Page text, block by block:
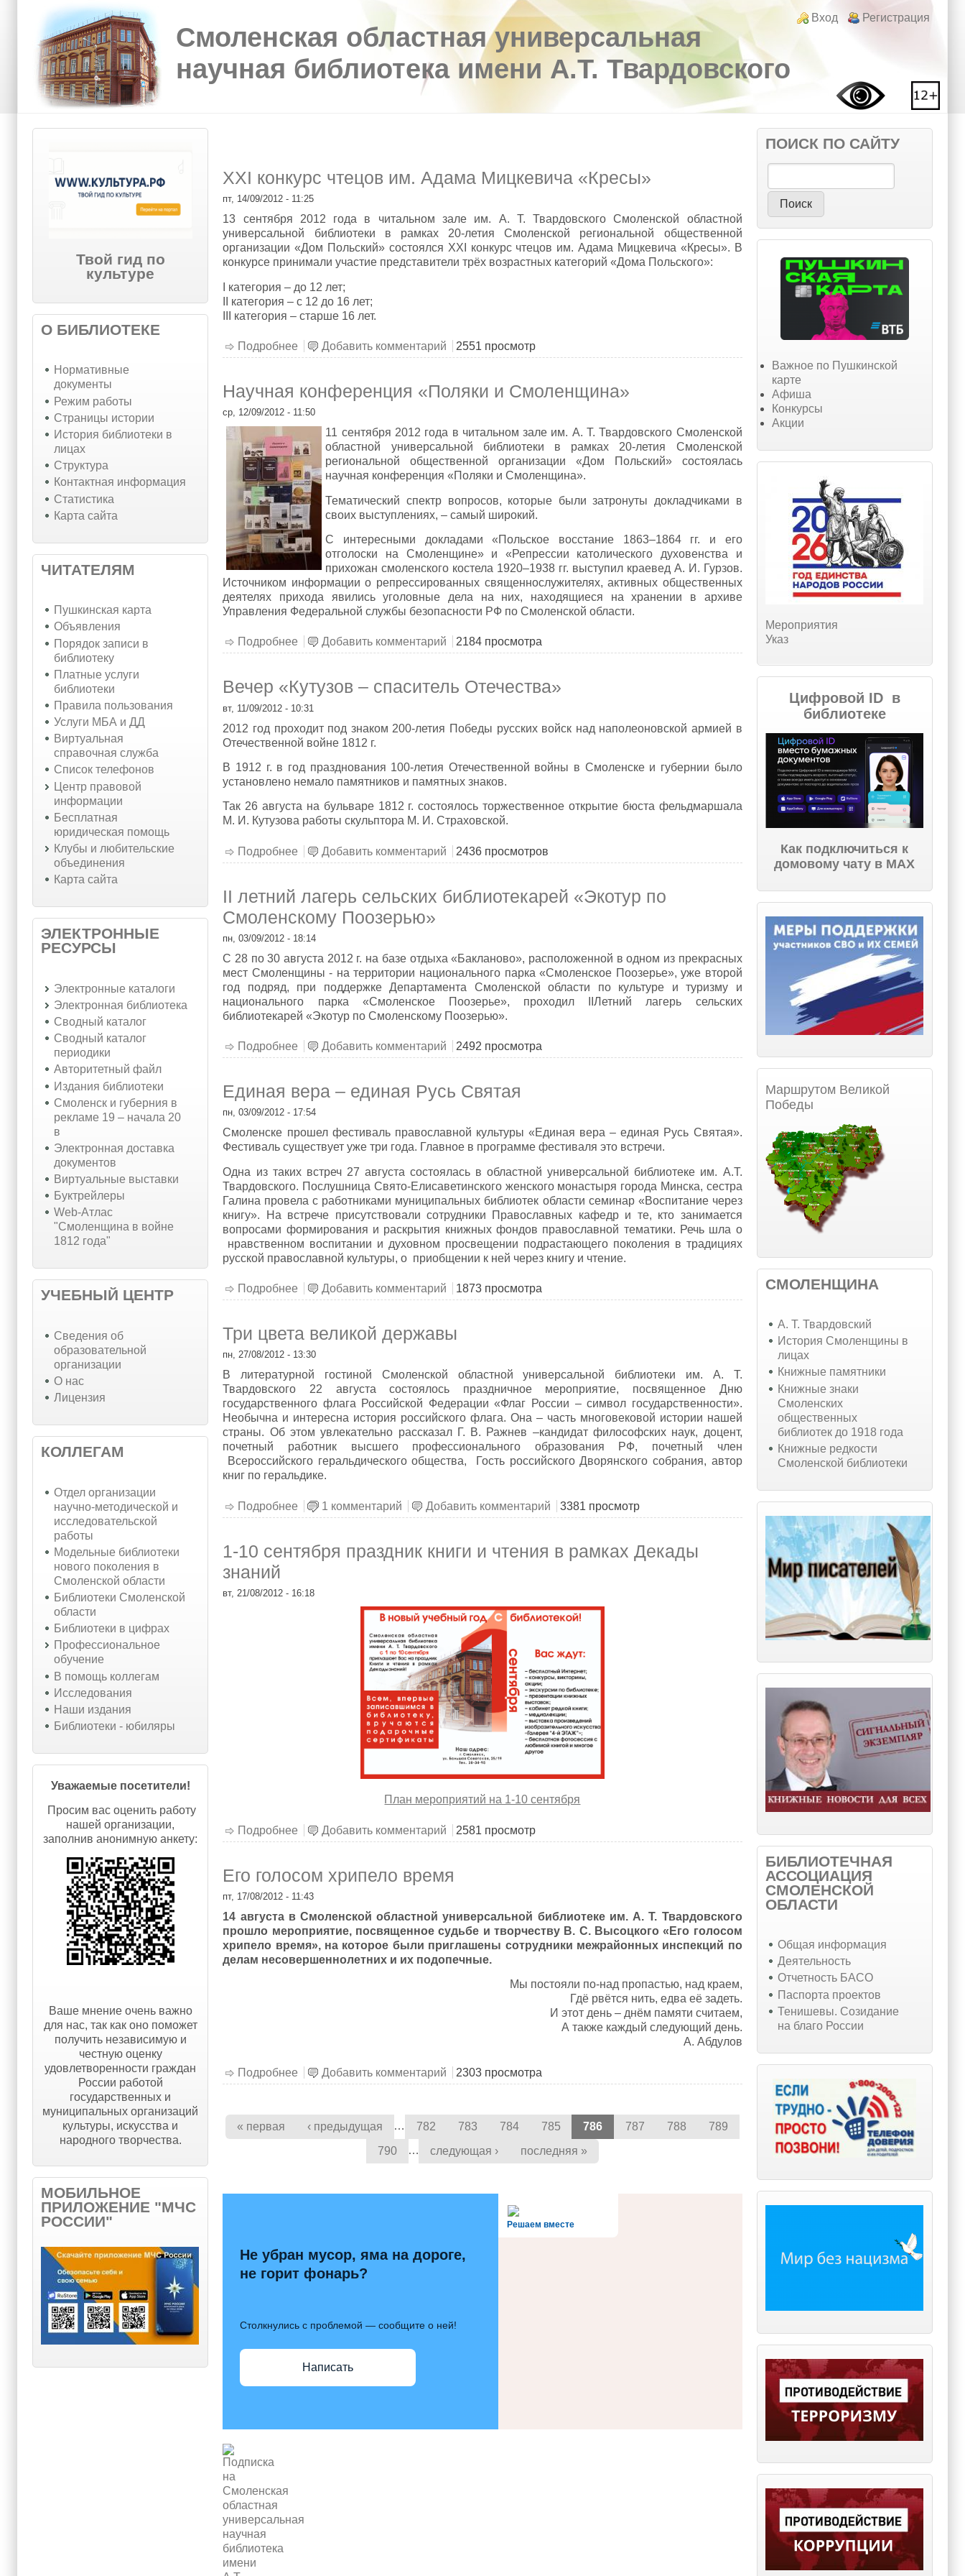
Перейти к основному содержанию
Skip to search
Login links
Вход Регистрация
Смоленская областная универсальная
научная библиотека имени А.Т. Твардовского
Твой гид по
культуре
О БИБЛИОТЕКЕ
Нормативные
документы
Режим работы
Страницы истории
История библиотеки в
лицах
Структура
Контактная информация
Статистика
Карта сайта
ЧИТАТЕЛЯМ
Пушкинская карта
Объявления
Порядок записи в
библиотеку
Платные услуги
библиотеки
Правила пользования
Услуги МБА и ДД
Виртуальная
справочная служба
Список телефонов
Центр правовой
информации
Бесплатная
юридическая помощь
Клубы и любительские
объединения
Карта сайта
ЭЛЕКТРОННЫЕ
РЕСУРСЫ
Электронные каталоги
Электронная библиотека
Сводный каталог
Сводный каталог
периодики
Авторитетный файл
Издания библиотеки
Смоленск и губерния в
рекламе 19 – начала 20
в
Электронная доставка
документов
Виртуальные выставки
Буктрейлеры
Web-Атлас
"Смоленщина в войне
1812 года"
УЧЕБНЫЙ ЦЕНТР
Cведения об
образовательной
организации
О нас
Лицензия
КОЛЛЕГАМ
Отдел организации
научно-методической и
исследовательской
работы
Модельные библиотеки
нового поколения в
Смоленской области
Библиотеки Смоленской
области
Библиотеки в цифрах
Профессиональное
обучение
В помощь коллегам
Исследования
Наши издания
Библиотеки - юбиляры
Уважаемые посетители!
Просим вас оценить работу
нашей организации,
заполнив анонимную анкету:
Ваше мнение очень важно
для нас, так как оно поможет
получить независимую и
честную оценку
удовлетворенности граждан
России работой
государственных и
муниципальных организаций
культуры, искусства и
народного творчества.
МОБИЛЬНОЕ
ПРИЛОЖЕНИЕ "МЧС
РОССИИ"
XXI конкурс чтецов им. Адама Мицкевича «Кресы»
пт, 14/09/2012 - 11:25
13 сентября 2012 года в читальном зале им. А. Т. Твардовского Смоленской областной
универсальной библиотеки в рамках 20-летия Смоленской региональной общественной
организации «Дом Польский» состоялся XXI конкурс чтецов им. Адама Мицкевича «Кресы». В
конкурсе принимали участие представители трёх возрастных категорий «Дома Польского»:
I категория – до 12 лет;
II категория – с 12 до 16 лет;
III категория – старше 16 лет.
Подробнее о XXI конкурс чтецов им. Адама Мицкевича «Кресы»
Добавить комментарий 2551 просмотр
Научная конференция «Поляки и Смоленщина»
ср, 12/09/2012 - 11:50
11 сентября 2012 года в читальном зале им. А. Т. Твардовского Смоленской
областной универсальной библиотеки в рамках 20-летия Смоленской
региональной общественной организации «Дом Польский» состоялась
научная конференция «Поляки и Смоленщина».
Тематический спектр вопросов, которые были затронуты докладчиками в
своих выступлениях, – самый широкий.
С интересными докладами «Польское восстание 1863–1864 гг. и его
отголоски на Смоленщине» и «Репрессии католического духовенства и
прихожан смоленского костела 1920–1938 гг. выступил краевед А. И. Гурзов.
Источником информации о репрессированных священнослужителях, активных общественных
деятелях прихода явились уголовные дела на них, находящиеся на хранении в архиве
Управления Федеральной службы безопасности РФ по Смоленской области.
Подробнее о Научная конференция «Поляки и Смоленщина»
Добавить комментарий 2184 просмотра
Вечер «Кутузов – спаситель Отечества»
вт, 11/09/2012 - 10:31
2012 год проходит под знаком 200-летия Победы русских войск над наполеоновской армией в
Отечественной войне 1812 г.
В 1912 г. в год празднования 100-летия Отечественной войны в Смоленске и губернии было
установлено немало памятников и памятных знаков.
Так 26 августа на бульваре 1812 г. состоялось торжественное открытие бюста фельдмаршала
М. И. Кутузова работы скульптора М. И. Страховской.
Подробнее о Вечер «Кутузов – спаситель Отечества»
Добавить комментарий 2436 просмотров
II летний лагерь сельских библиотекарей «Экотур по
Смоленскому Поозерью»
пн, 03/09/2012 - 18:14
С 28 по 30 августа 2012 г. на базе отдыха «Бакланово», расположенной в одном из прекрасных
мест Смоленщины - на территории национального парка «Смоленское Поозерье», уже второй
год подряд, при поддержке Департамента Смоленской области по культуре и туризму и
национального парка «Смоленское Поозерье», проходил IIЛетний лагерь сельских
библиотекарей «Экотур по Смоленскому Поозерью».
Подробнее о II летний лагерь сельских библиотекарей «Экотур по Смоленскому Поозерью»
Добавить комментарий 2492 просмотра
Единая вера – единая Русь Святая
пн, 03/09/2012 - 17:54
Смоленске прошел фестиваль православной культуры «Единая вера – единая Русь Святая».
Фестиваль существует уже три года. Главное в программе фестиваля это встречи.
Одна из таких встреч 27 августа состоялась в областной универсальной библиотеке им. А.Т.
Твардовского. Послушница Свято-Елисаветинского женского монастыря города Минска, сестра
Галина провела с работниками муниципальных библиотек области семинар «Воспитание через
книгу». На встрече присутствовали сотрудники Православных кафедр и те, кто занимается
вопросами формирования и раскрытия книжных фондов православной тематики. Речь шла о
нравственном воспитании и духовном просвещении подрастающего поколения в традициях
русской православной культуры, о приобщении к ней через книгу и чтение.
Подробнее о Единая вера – единая Русь Святая
Добавить комментарий 1873 просмотра
Три цвета великой державы
пн, 27/08/2012 - 13:30
В литературной гостиной Смоленской областной универсальной библиотеки им. А. Т.
Твардовского 22 августа состоялось праздничное мероприятие, посвященное Дню
государственного флага Российской Федерации «Флаг России – символ государственности».
Необычна и интересна история российского флага. Она – часть многовековой истории нашей
страны. Об этом увлекательно рассказал Г. В. Ражнев –кандидат философских наук, доцент,
почетный работник высшего профессионального образования РФ, почетный член
Всероссийского геральдического общества, Гость российского Дворянского собрания, автор
книг по геральдике.
Подробнее о Три цвета великой державы
1 комментарий Добавить комментарий 3381 просмотр
1-10 сентября праздник книги и чтения в рамках Декады
знаний
вт, 21/08/2012 - 16:18
План мероприятий на 1-10 сентября
Подробнее о 1-10 сентября праздник книги и чтения в рамках Декады знаний
Добавить комментарий 2581 просмотр
Его голосом хрипело время
пт, 17/08/2012 - 11:43
14 августа в Смоленской областной универсальной библиотеке им. А. Т. Твардовского
прошло мероприятие, посвященное судьбе и творчеству В. С. Высоцкого «Его голосом
хрипело время», на которое были приглашены сотрудники межрайонных инспекций по
делам несовершеннолетних и их подопечные.
Мы постояли по-над пропастью, над краем,
Гдё рвётся нить, едва её задеть.
И этот день – днём памяти считаем,
А также каждый следующий день.
А. Абдулов
Подробнее о Его голосом хрипело время
Добавить комментарий 2303 просмотра
Страницы
« первая ‹ предыдущая … 782 783 784 785 786 787 788
789
790
… следующая › последняя »
alt='Госуслуги' />
Решаем вместе
Не убран мусор, яма на дороге,
не горит фонарь?
Столкнулись с проблемой — сообщите о ней!
Написать
ПОИСК ПО САЙТУ
Важное по Пушкинской
карте
Афиша
Конкурсы
Акции
Мероприятия
Указ
Цифровой ID в
библиотеке
Как подключиться к
домовому чату в МАХ
Маршрутом Великой
Победы
СМОЛЕНЩИНА
А. Т. Твардовский
История Смоленщины в
лицах
Книжные памятники
Книжные знаки
Смоленских
общественных
библиотек до 1918 года
Книжные редкости
Смоленской библиотеки
БИБЛИОТЕЧНАЯ
АССОЦИАЦИЯ
СМОЛЕНСКОЙ
ОБЛАСТИ
Общая информация
Деятельность
Отчетность БАСО
Паспорта проектов
Тенишевы. Созидание
на благо России